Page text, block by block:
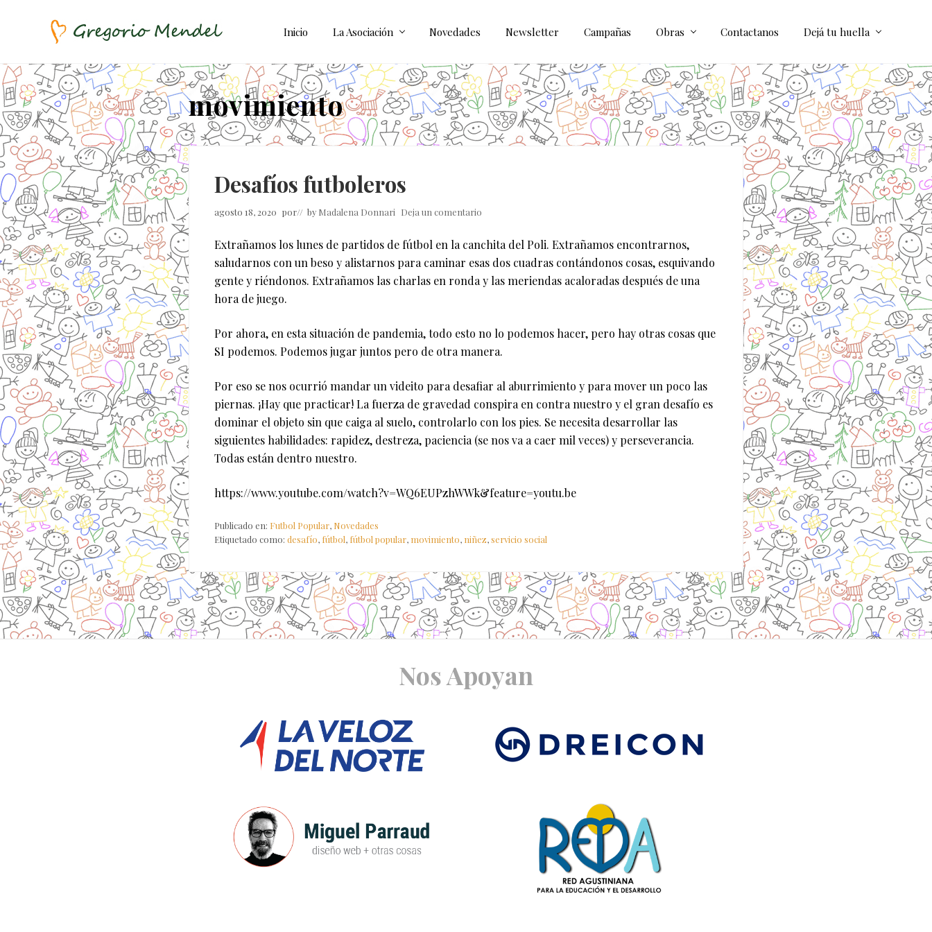
header
navigation
principal
barra
lateral
principal
Asociación
Civil
Inicio La Asociación Novedades Newsletter Campañas Obras Contactanos Dejá tu huella
movimiento
Desafíos futboleros
agosto 18, 2020 por// by Madalena Donnari Deja un comentario
Extrañamos los lunes de partidos de fútbol en la canchita del Poli. Extrañamos encontrarnos,
saludarnos con un beso y alistarnos para caminar esas dos cuadras contándonos cosas, esquivando
gente y riéndonos. Extrañamos las charlas en ronda y las meriendas acaloradas después de una
hora de juego.
Por ahora, en esta situación de pandemia, todo esto no lo podemos hacer, pero hay otras cosas que
SI podemos. Podemos jugar juntos pero de otra manera.
Por eso se nos ocurrió mandar un videito para desafiar al aburrimiento y para mover un poco las
piernas. ¡Hay que practicar! La fuerza de gravedad conspira en contra nuestro y el gran desafío es
dominar el objeto sin que caiga al suelo, controlarlo con los pies. Se necesita desarrollar las
siguientes habilidades: rapidez, destreza, paciencia (se nos va a caer mil veces) y perseverancia.
Todas están dentro nuestro.
https://www.youtube.com/watch?v=WQ6EUPzhWWk&feature=youtu.be
Publicado en: Futbol Popular, Novedades
Etiquetado como: desafío, fútbol, fútbol popular, movimiento, niñez,servicio social
Nos Apoyan